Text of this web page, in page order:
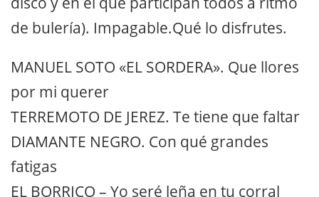
de bulería). Impagable.Qué lo disfrutes.
MANUEL SOTO «EL SORDERA». Que llores
por mi querer
TERREMOTO DE JEREZ. Te tiene que faltar
DIAMANTE NEGRO. Con qué grandes
fatigas
EL BORRICO – Yo seré leña en tu corral